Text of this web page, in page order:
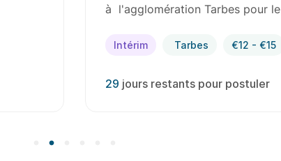
Auch. En tant qu’Infirmier (H/F),
Intérim Auch €12 - €15
29 jours restants pour postuler